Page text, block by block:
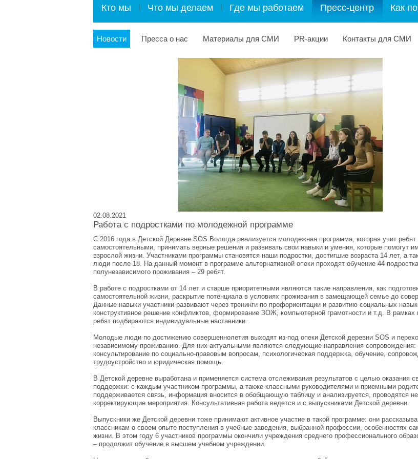
Кто мы Что мы делаем Где мы работаем Пресс-центр Как
Новости Пресса о нас Материалы для СМИ PR-акции Контакты для СМИ
02.08.2021
Работа с подростками по молодежной программе
С 2016 года в Детской Деревне SOS Вологда реализуется молодежная программа, которая учит ребят
самостоятельными, принимать верные решения и развивать свои навыки и умения, которые помогут
взрослой жизни. Участниками программы становятся наши подростки, достигшие возраста 14 лет, а
люди после 18. На данный момент в программе альтернативной опеки проходят обучение 44
полунезависимого проживания – 29 ребят.
В работе с подростками от 14 лет и старше приоритетными являются такие направления, как
самостоятельной жизни, раскрытие потенциала в условиях проживания в замещающей семье до
Данные навыки участники развивают через тренинги по профориентации и развитию социальных
конструктивное решение конфликтов, формирование ЗОЖ, компьютерной грамотности и т.д. В
ребят подбираются индивидуальные наставники.
Молодые люди по достижению совершеннолетия выходят из-под опеки Детской деревни SOS и
независимому проживанию. Для них актуальными являются следующие направления сопровождения:
консультирование по социально-правовым вопросам, психологическая поддержка, обучение,
трудоустройство и юридическая помощь.
В Детской деревне выработана и применяется система отслеживания результатов с целью оказания
поддержки: с каждым участником программы, а также классными руководителями и приемными
поддерживается связь, информация вносится в обобщающую таблицу и анализируется, проводятся
корректирующие мероприятия. Консультативная работа ведется и с выпускниками Детской деревни.
Выпускники же Детской деревни тоже принимают активное участие в такой программе: они
классникам о своем опыте поступления в учебные заведения, выбранной профессии, особенностях
жизни. В этом году 6 участников программы окончили учреждения среднего профессионального
– продолжит обучение в высшем учебном учреждении.